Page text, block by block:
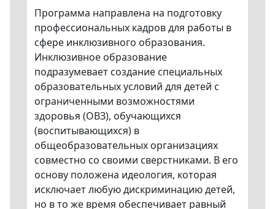
Программа направлена на подготовку
профессиональных кадров для работы в
сфере инклюзивного образования.
Инклюзивное образование
подразумевает создание специальных
образовательных условий для детей с
ограниченными возможностями
здоровья (ОВЗ), обучающихся
(воспитывающихся) в
общеобразовательных организациях
совместно со своими сверстниками. В его
основу положена идеология, которая
исключает любую дискриминацию детей,
но в то же время обеспечивает равный